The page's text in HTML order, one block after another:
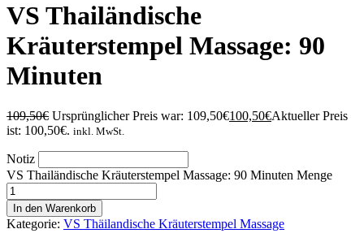
VS Thailändische
Kräuterstempel Massage: 90
Minuten
109,50€ Ursprünglicher Preis war: 109,50€100,50€Aktueller Preis
ist: 100,50€. inkl. MwSt.
Notiz
VS Thailändische Kräuterstempel Massage: 90 Minuten Menge
In den Warenkorb
Kategorie: VS Thäilandische Kräuterstempel Massage